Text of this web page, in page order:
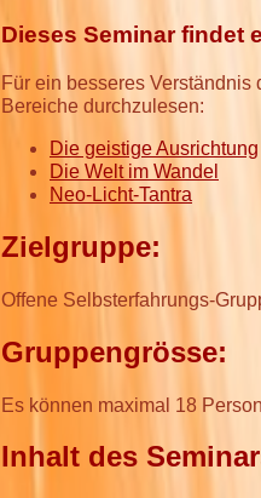
Dieses Seminar findet
Für ein besseres
Bereiche durchzulesen:
Die geistige Ausrichtung
Die Welt im Wandel
Neo-Licht-Tantra
Zielgruppe:
Offene Selbsterfahrungs-
Gruppengrösse:
Es können maximal 18
Inhalt des